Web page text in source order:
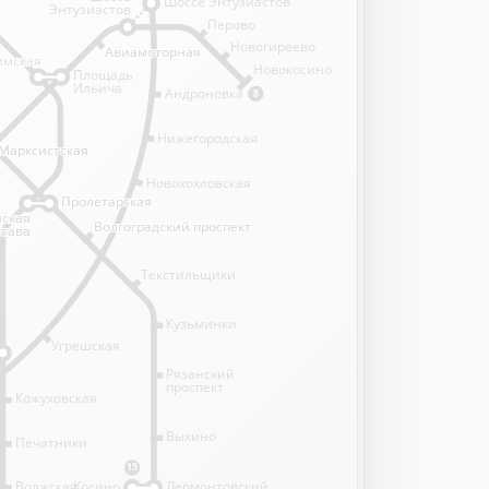
8
15
Андроновка
Нижегородская
Новохохловская
Угрешская
Текстильщики
Кузьминки
Рязанский
проспект
Выхино
Лермонтовский
Кожуховская
Печатники
Волжская
Перово
Новогиреево
Новокосино
Площадь
Ильича
Пролетарская
Пролетарская
Волгоградский проспект
Волгоградский проспект
Авиамоторная
Авиамоторная
Энтузиастов
Косино